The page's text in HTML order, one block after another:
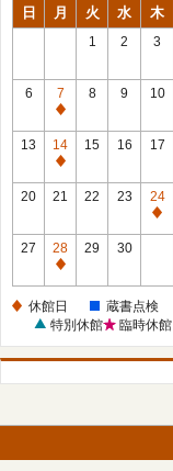
日 月 火 水 木
1 2 3
6
7
休
館
日
8 9 10
13
14
休
館
15 16 17
20 21 22 23
24
休
27
28
休
日
29 30
休館日
蔵書点検
特別休館
臨時休館